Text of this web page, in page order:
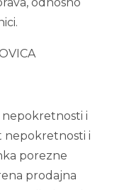
i
nepokretnosti i
porezne
prodajna